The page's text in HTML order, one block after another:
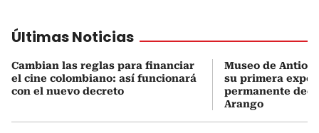
Últimas Noticias
Cambian las reglas para financiar
el cine colombiano: así funcionará
con el nuevo decreto
Museo de
su primera
permanente
Arango